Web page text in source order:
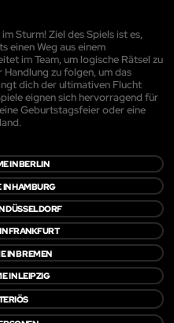
Sturm! Ziel des Spiels ist es,
einen Weg aus einem
im Team, um logische Rätsel zu
Handlung zu folgen, um das
dich der ultimativen Flucht
eignen sich hervorragend für
Geburtstagsfeier oder eine
IN BERLIN
IN HAMBURG
DÜSSELDORF
FRANKFURT
IN BREMEN
IN LEIPZIG